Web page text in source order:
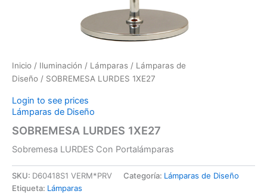
Inicio / Iluminación / Lámparas / Lámparas de
Diseño / SOBREMESA LURDES 1XE27
Login to see prices
Lámparas de Diseño
SOBREMESA LURDES 1XE27
Sobremesa LURDES Con Portalámparas
SKU: D60418S1 VERM*PRV Categoría: Lámparas de Diseño
Etiqueta: Lámparas